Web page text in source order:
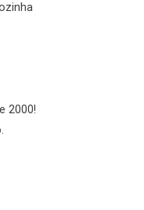
2000!